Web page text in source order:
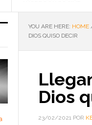
YOU ARE HERE: HOME
DIOS QUISO DECIR
Dios
23/02/2021 POR